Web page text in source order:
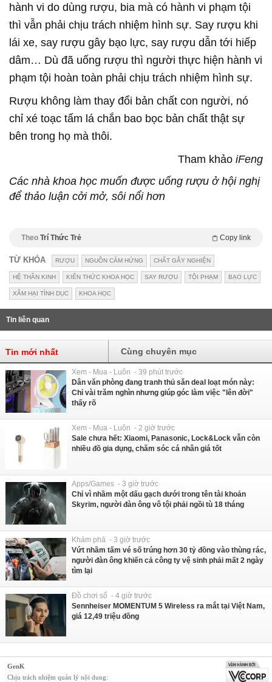
hành vi do dùng rượu, bia mà có hành vi phạm tội
thì vẫn phải chịu trách nhiệm hình sự. Say rượu khi
lái xe, say rượu gây bạo lực, say rượu dẫn tới hiếp
dâm… Dù đã uống rượu thì người thực hiện hành vi
phạm tội hoàn toàn phải chịu trách nhiệm hình sự.
Rượu không làm thay đổi bản chất con người, nó
chỉ xé toạc tấm lá chắn bao bọc bản chất thật sự
bên trong họ mà thôi.
Tham khảo iFeng
Các nhà khoa học muốn được uống rượu ở hội nghị
để thảo luận cởi mở, sôi nổi hơn
Theo Trí Thức Trẻ Copy link
TỪ KHÓA RƯỢU NGUỒN CẢM HỨNG CHẤT GÂY NGHIỆN
HỆ THẦN KINH KIẾN THỨC KHOA HỌC SAY RƯỢU TỘI PHẠM BẠO LỰC
XÂM HẠI TÌNH DỤC KHOA HỌC
Tin liên quan
Tin mới nhất Cùng chuyên mục
Xem - Mua - Luôn - 39 phút trước
Dân văn phòng đang tranh thủ săn deal loạt món này:
Chỉ vài trăm nghìn nhưng giúp góc làm việc "lên đời"
thấy rõ
Xem - Mua - Luôn - 2 giờ trước
Sale chưa hết: Xiaomi, Panasonic, Lock&Lock vẫn còn
nhiều đồ gia dụng, chăm sóc cá nhân giá tốt
Apps/Games - 3 giờ trước
Chỉ vì nhầm một dấu gạch dưới trong tên tài khoản
Skyrim, người đàn ông vô tội phải ngồi tù 18 tháng
Khám phá - 3 giờ trước
Vứt nhầm tấm vé số trúng hơn 30 tỷ đồng vào thùng rác,
người đàn ông khiến cả công ty vệ sinh phải mất 2 ngày
tìm lại
Đồ chơi số - 4 giờ trước
Sennheiser MOMENTUM 5 Wireless ra mắt tại Việt Nam,
giá 12,49 triệu đồng
GenK
Chịu trách nhiệm quản lý nội dung: